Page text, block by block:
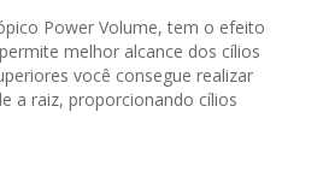
Power Volume, tem o efeito
melhor alcance dos cílios
você consegue realizar
a raiz, proporcionando cílios